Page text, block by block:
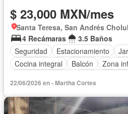
$ 23,000 MXN/mes
Santa Teresa, San Andrés
4 Recámaras
3.5 Baños
Seguridad
Estacionamiento
Cocina integral
Balcón Zona
22/06/2026 en - Martha Cortes